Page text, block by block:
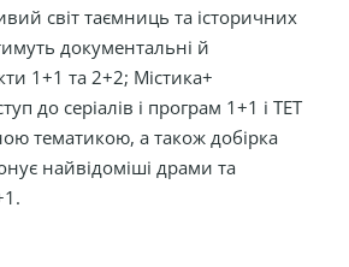
світ таємниць та історичних
документальні й
1+1 та 2+2; Містика+
до серіалів і програм 1+1 і ТЕТ
тематикою, а також добірка
найвідоміші драми та